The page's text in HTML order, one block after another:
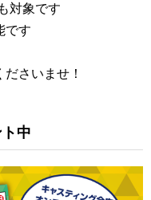
対象です
です
さいませ！
中